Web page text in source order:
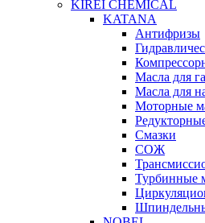
KIREI CHEMICAL
KATANA
Антифризы
Масла для
Масла для
Моторные
Смазки
СОЖ
Турбинные